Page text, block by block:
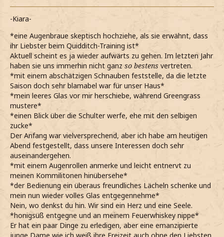
-Kiara-
*eine Augenbraue skeptisch hochziehe, als sie erwähnt, dass
ihr Liebster beim Quidditch-Training ist*
Aktuell scheint es ja wieder aufwärts zu gehen. Im letzten Jahr
haben sie uns immerhin nicht ganz so bestens vertreten.
*mit einem abschätzigen Schnauben feststelle, da die letzte
Saison doch sehr blamabel war für unser Haus*
*mein leeres Glas vor mir herschiebe, während Greengrass
mustere*
*einen Blick über die Schulter werfe, ehe mit den selbigen
zucke*
Der Anfang war vielversprechend, aber ich habe am heutigen
Abend festgestellt, dass unsere Interessen doch sehr
auseinandergehen.
*mit einem Augenrollen anmerke und leicht entnervt zu
meinen Kommilitonen hinübersehe*
*der Bedienung ein überaus freundliches Lächeln schenke und
mein nun wieder volles Glas entgegennehme*
Nein, wo denkst du hin. Wir sind ein Herz und eine Seele.
*honigsüß entgegne und an meinem Feuerwhiskey nippe*
Er hat ein paar Dinge zu erledigen, aber eine emanzipierte